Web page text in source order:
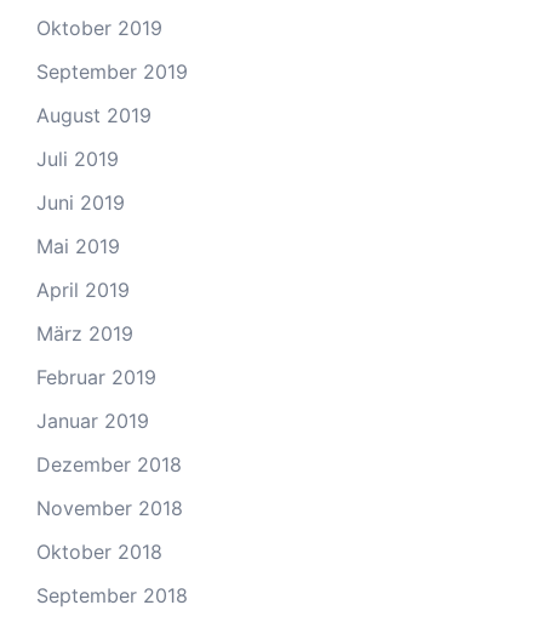
Oktober 2019
September 2019
August 2019
Juli 2019
Juni 2019
Mai 2019
April 2019
März 2019
Februar 2019
Januar 2019
Dezember 2018
November 2018
Oktober 2018
September 2018